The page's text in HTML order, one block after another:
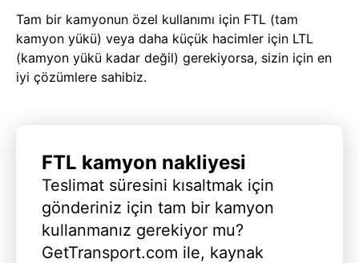
Tam bir kamyonun özel kullanımı için FTL (tam
kamyon yükü) veya daha küçük hacimler için LTL
(kamyon yükü kadar değil) gerekiyorsa, sizin için en
iyi çözümlere sahibiz.
FTL kamyon nakliyesi
Teslimat süresini kısaltmak için
gönderiniz için tam bir kamyon
kullanmanız gerekiyor mu?
GetTransport.com ile, kaynak